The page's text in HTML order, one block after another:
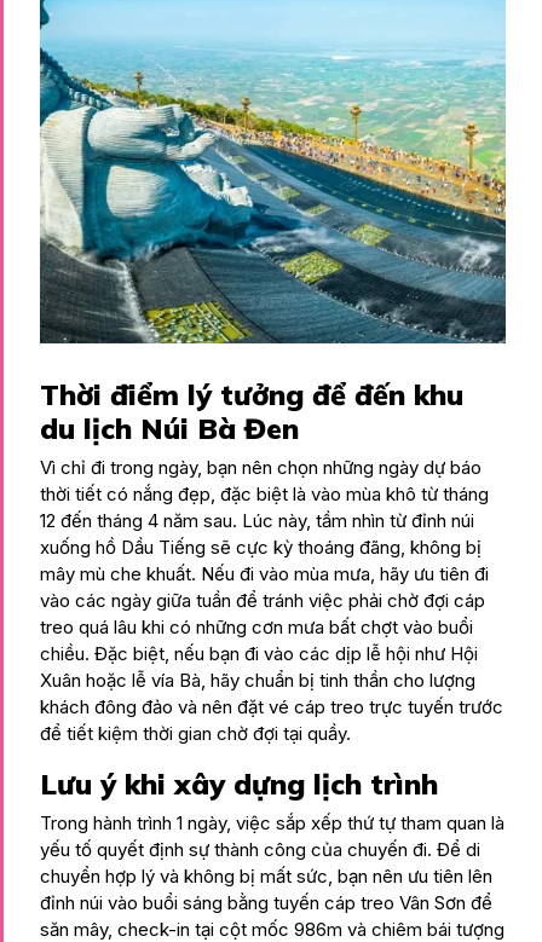
Thời điểm lý tưởng để đến khu
du lịch Núi Bà Đen
Vì chỉ đi trong ngày, bạn nên chọn những ngày dự báo
thời tiết có nắng đẹp, đặc biệt là vào mùa khô từ tháng
12 đến tháng 4 năm sau. Lúc này, tầm nhìn từ đỉnh núi
xuống hồ Dầu Tiếng sẽ cực kỳ thoáng đãng, không bị
mây mù che khuất. Nếu đi vào mùa mưa, hãy ưu tiên đi
vào các ngày giữa tuần để tránh việc phải chờ đợi cáp
treo quá lâu khi có những cơn mưa bất chợt vào buổi
chiều. Đặc biệt, nếu bạn đi vào các dịp lễ hội như Hội
Xuân hoặc lễ vía Bà, hãy chuẩn bị tinh thần cho lượng
khách đông đảo và nên đặt vé cáp treo trực tuyến trước
để tiết kiệm thời gian chờ đợi tại quầy.
Lưu ý khi xây dựng lịch trình
Trong hành trình 1 ngày, việc sắp xếp thứ tự tham quan là
yếu tố quyết định sự thành công của chuyến đi. Để di
chuyển hợp lý và không bị mất sức, bạn nên ưu tiên lên
đỉnh núi vào buổi sáng bằng tuyến cáp treo Vân Sơn để
săn mây, check-in tại cột mốc 986m và chiêm bái tượng